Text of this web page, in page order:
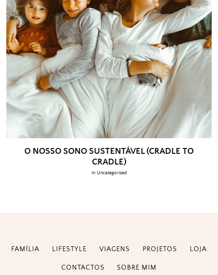
O NOSSO SONO SUSTENTÁVEL (CRADLE TO
CRADLE)
in: Uncategorized
FAMÍLIA LIFESTYLE VIAGENS PROJETOS LOJA
CONTACTOS SOBRE MIM